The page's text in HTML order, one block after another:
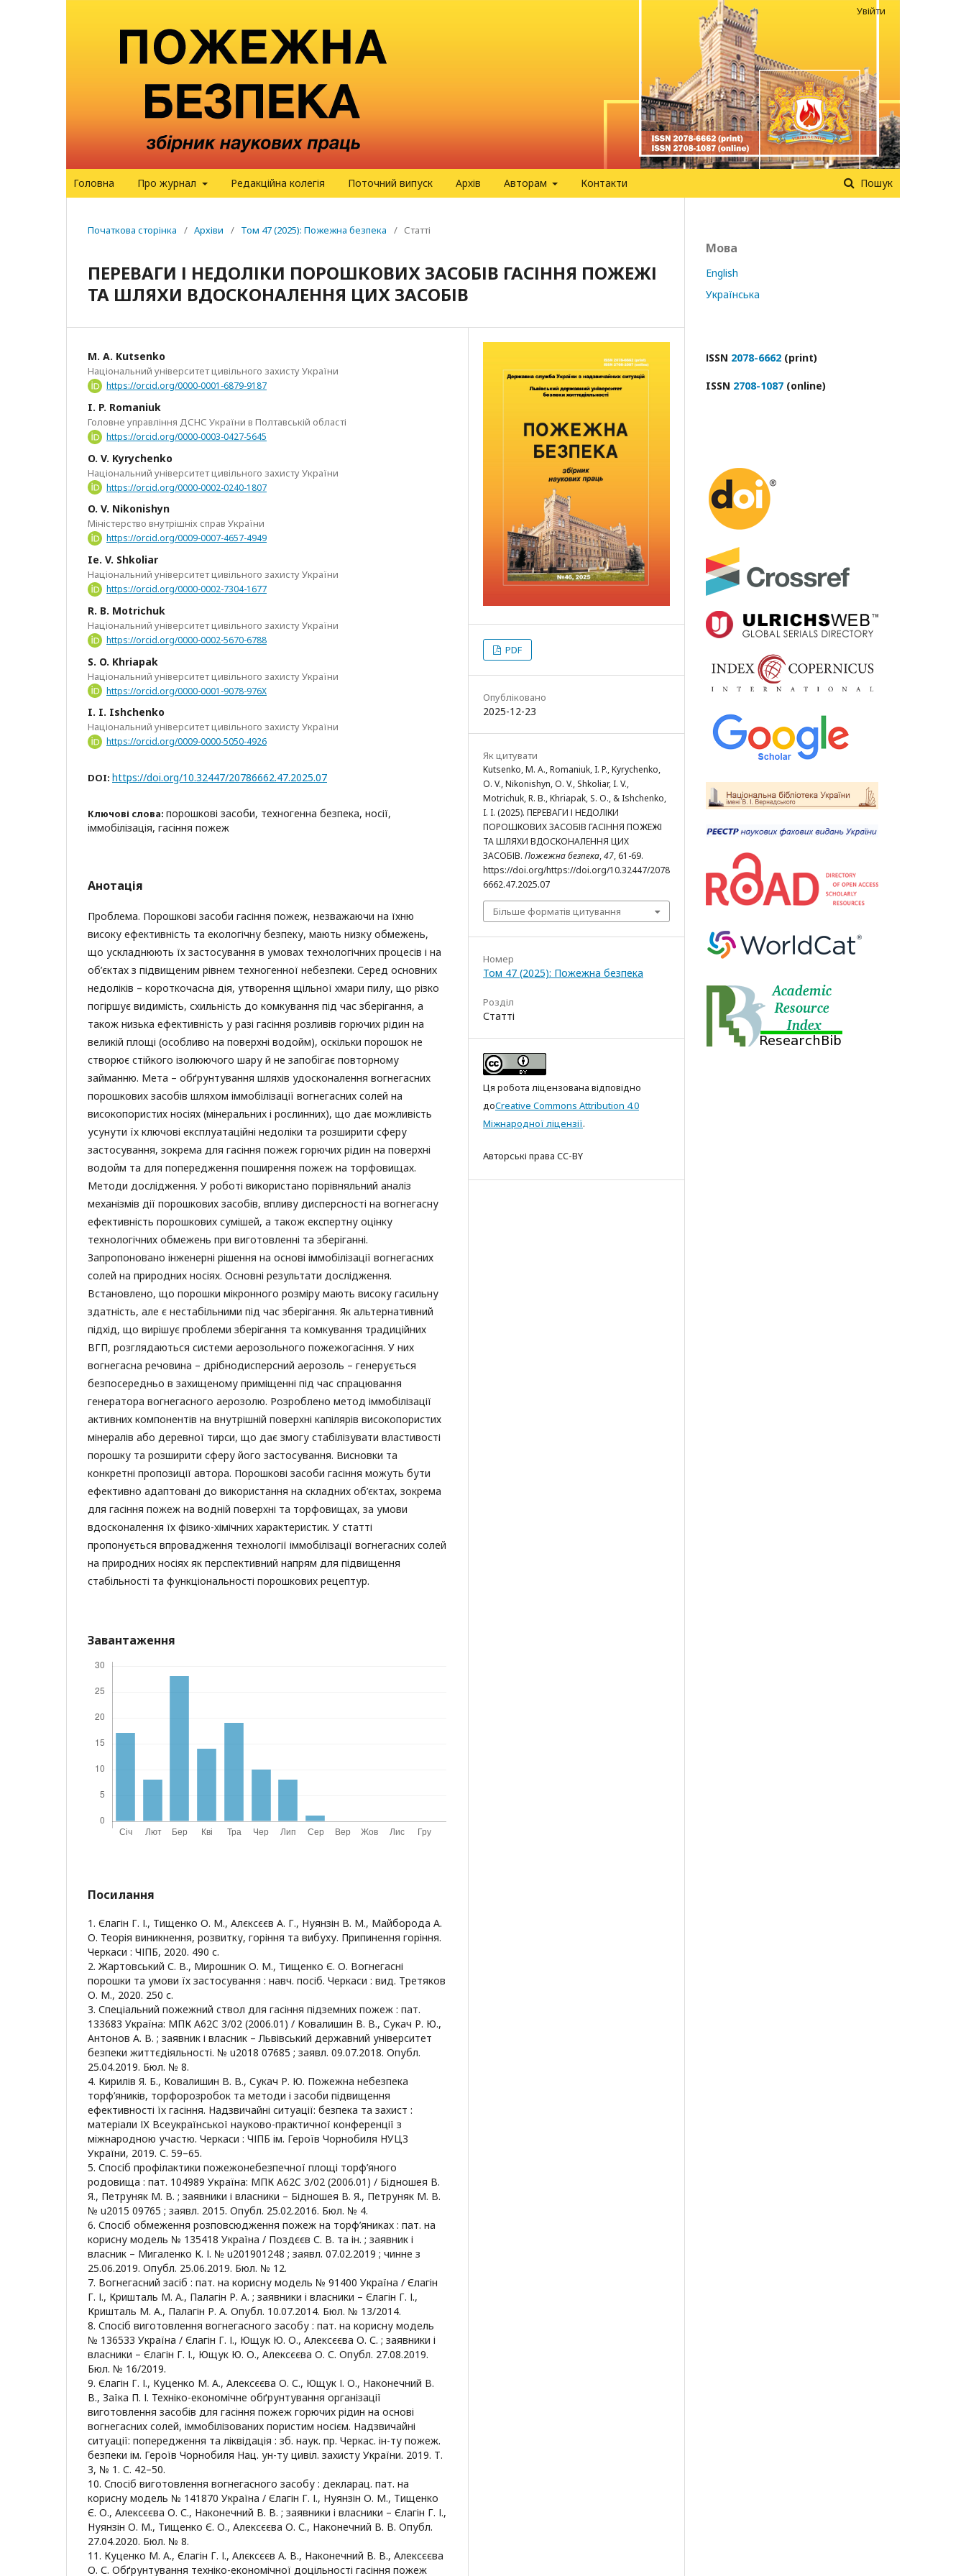
Головна Про журнал Редакційна колегія Поточний випуск Архів Авторам Контакти Пошук
Увійти
Початкова сторінка / Архіви / Том 47 (2025): Пожежна безпека / Статті
ПЕРЕВАГИ І НЕДОЛІКИ ПОРОШКОВИХ ЗАСОБІВ ГАСІННЯ ПОЖЕЖІ
ТА ШЛЯХИ ВДОСКОНАЛЕННЯ ЦИХ ЗАСОБІВ
M. A. Kutsenko
Національний університет цивільного захисту України
https://orcid.org/0000-0001-6879-9187
I. P. Romaniuk
Головне управління ДСНС України в Полтавській області
https://orcid.org/0000-0003-0427-5645
O. V. Kyrychenko
Національний університет цивільного захисту України
https://orcid.org/0000-0002-0240-1807
O. V. Nikonishyn
Міністерство внутрішніх справ України
https://orcid.org/0009-0007-4657-4949
Ie. V. Shkoliar
Національний університет цивільного захисту України
https://orcid.org/0000-0002-7304-1677
R. B. Motrichuk
Національний університет цивільного захисту України
https://orcid.org/0000-0002-5670-6788
S. O. Khriapak
Національний університет цивільного захисту України
https://orcid.org/0000-0001-9078-976X
I. I. Ishchenko
Національний університет цивільного захисту України
https://orcid.org/0009-0000-5050-4926
DOI: https://doi.org/10.32447/20786662.47.2025.07
Ключові слова: порошкові засоби, техногенна безпека, носії,
іммобілізація, гасіння пожеж
Анотація
Проблема. Порошкові засоби гасіння пожеж, незважаючи на їхню
високу ефективність та екологічну безпеку, мають низку обмежень,
що ускладнюють їх застосування в умовах технологічних процесів і на
об’єктах з підвищеним рівнем техногенної небезпеки. Серед основних
недоліків – короткочасна дія, утворення щільної хмари пилу, що різко
погіршує видимість, схильність до комкування під час зберігання, а
також низька ефективність у разі гасіння розливів горючих рідин на
великій площі (особливо на поверхні водойм), оскільки порошок не
створює стійкого ізолюючого шару й не запобігає повторному
займанню. Мета – обґрунтування шляхів удосконалення вогнегасних
порошкових засобів шляхом іммобілізації вогнегасних солей на
високопористих носіях (мінеральних і рослинних), що дає можливість
усунути їх ключові експлуатаційні недоліки та розширити сферу
застосування, зокрема для гасіння пожеж горючих рідин на поверхні
водойм та для попередження поширення пожеж на торфовищах.
Методи дослідження. У роботі використано порівняльний аналіз
механізмів дії порошкових засобів, впливу дисперсності на вогнегасну
ефективність порошкових сумішей, а також експертну оцінку
технологічних обмежень при виготовленні та зберіганні.
Запропоновано інженерні рішення на основі іммобілізації вогнегасних
солей на природних носіях. Основні результати дослідження.
Встановлено, що порошки мікронного розміру мають високу гасильну
здатність, але є нестабільними під час зберігання. Як альтернативний
підхід, що вирішує проблеми зберігання та комкування традиційних
ВГП, розглядаються системи аерозольного пожежогасіння. У них
вогнегасна речовина – дрібнодисперсний аерозоль – генерується
безпосередньо в захищеному приміщенні під час спрацювання
генератора вогнегасного аерозолю. Розроблено метод іммобілізації
активних компонентів на внутрішній поверхні капілярів високопористих
мінералів або деревної тирси, що дає змогу стабілізувати властивості
порошку та розширити сферу його застосування. Висновки та
конкретні пропозиції автора. Порошкові засоби гасіння можуть бути
ефективно адаптовані до використання на складних об’єктах, зокрема
для гасіння пожеж на водній поверхні та торфовищах, за умови
вдосконалення їх фізико-хімічних характеристик. У статті
пропонується впровадження технології іммобілізації вогнегасних солей
на природних носіях як перспективний напрям для підвищення
стабільності та функціональності порошкових рецептур.
Завантаження
Посилання
1. Єлагін Г. І., Тищенко О. М., Алєксєєв А. Г., Нуянзін В. М., Майборода А.
О. Теорія виникнення, розвитку, горіння та вибуху. Припинення горіння.
Черкаси : ЧІПБ, 2020. 490 с.
2. Жартовський С. В., Мирошник О. М., Тищенко Є. О. Вогнегасні
порошки та умови їх застосування : навч. посіб. Черкаси : вид. Третяков
О. М., 2020. 250 с.
3. Спеціальний пожежний ствол для гасіння підземних пожеж : пат.
133683 Україна: МПК A62C 3/02 (2006.01) / Ковалишин В. В., Сукач Р. Ю.,
Антонов А. В. ; заявник і власник – Львівський державний університет
безпеки життєдіяльності. № u2018 07685 ; заявл. 09.07.2018. Опубл.
25.04.2019. Бюл. № 8.
4. Кирилів Я. Б., Ковалишин В. В., Сукач Р. Ю. Пожежна небезпека
торф’яників, торфорозробок та методи і засоби підвищення
ефективності їх гасіння. Надзвичайні ситуації: безпека та захист :
матеріали ІХ Всеукраїнської науково-практичної конференції з
міжнародною участю. Черкаси : ЧІПБ ім. Героїв Чорнобиля НУЦЗ
України, 2019. С. 59–65.
5. Спосіб профілактики пожежонебезпечної площі торф’яного
родовища : пат. 104989 Україна: МПК A62C 3/02 (2006.01) / Бідношея В.
Я., Петруняк М. В. ; заявники і власники – Бідношея В. Я., Петруняк М. В.
№ u2015 09765 ; заявл. 2015. Опубл. 25.02.2016. Бюл. № 4.
6. Спосіб обмеження розповсюдження пожеж на торф’яниках : пат. на
корисну модель № 135418 Україна / Поздєєв С. В. та ін. ; заявник і
власник – Мигаленко К. І. № u201901248 ; заявл. 07.02.2019 ; чинне з
25.06.2019. Опубл. 25.06.2019. Бюл. № 12.
7. Вогнегасний засіб : пат. на корисну модель № 91400 Україна / Єлагін
Г. І., Кришталь М. А., Палагін Р. А. ; заявники і власники – Єлагін Г. І.,
Кришталь М. А., Палагін Р. А. Опубл. 10.07.2014. Бюл. № 13/2014.
8. Спосіб виготовлення вогнегасного засобу : пат. на корисну модель
№ 136533 Україна / Єлагін Г. І., Ющук Ю. О., Алексєєва О. С. ; заявники і
власники – Єлагін Г. І., Ющук Ю. О., Алексєєва О. С. Опубл. 27.08.2019.
Бюл. № 16/2019.
9. Єлагін Г. І., Куценко М. А., Алексєєва О. С., Ющук І. О., Наконечний В.
В., Заїка П. І. Техніко-економічне обґрунтування організації
виготовлення засобів для гасіння пожеж горючих рідин на основі
вогнегасних солей, іммобілізованих пористим носієм. Надзвичайні
ситуації: попередження та ліквідація : зб. наук. пр. Черкас. ін-ту пожеж.
безпеки ім. Героїв Чорнобиля Нац. ун-ту цивіл. захисту України. 2019. Т.
3, № 1. С. 42–50.
10. Спосіб виготовлення вогнегасного засобу : декларац. пат. на
корисну модель № 141870 Україна / Єлагін Г. І., Нуянзін О. М., Тищенко
Є. О., Алексєєва О. С., Наконечний В. В. ; заявники і власники – Єлагін Г. І.,
Нуянзін О. М., Тищенко Є. О., Алексєєва О. С., Наконечний В. В. Опубл.
27.04.2020. Бюл. № 8.
11. Куценко М. А., Єлагін Г. І., Алєксєєв А. В., Наконечний В. В., Алексєєва
О. С. Обґрунтування техніко-економічної доцільності гасіння пожеж
PDF
Опубліковано
2025-12-23
Як цитувати
Kutsenko, M. A., Romaniuk, I. P., Kyrychenko,
O. V., Nikonishyn, O. V., Shkoliar, I. V.,
Motrichuk, R. B., Khriapak, S. O., & Ishchenko,
I. I. (2025). ПЕРЕВАГИ І НЕДОЛІКИ
ПОРОШКОВИХ ЗАСОБІВ ГАСІННЯ ПОЖЕЖІ
ТА ШЛЯХИ ВДОСКОНАЛЕННЯ ЦИХ
ЗАСОБІВ. Пожежна безпека,47, 61-69.
https://doi.org/https://doi.org/10.32447/2078
6662.47.2025.07
Більше форматів цитування
Номер
Том 47 (2025): Пожежна безпека
Розділ
Статті
Ця робота ліцензована відповідно
доCreative Commons Attribution 4.0
Міжнародної ліцензії.
Авторські права CC-BY
Мова
English
Українська
ІSSN 2078-6662 (print)
ISSN 2708-1087 (online)